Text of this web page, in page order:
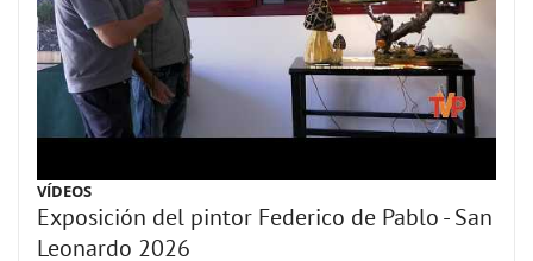
VÍDEOS
Exposición del pintor Federico de Pablo - San
Leonardo 2026